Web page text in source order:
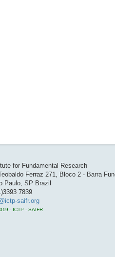
for Fundamental Research
Ferraz 271, Bloco 2 - Barra
Paulo, SP Brazil
7839
saifr.org
- ICTP - SAIFR